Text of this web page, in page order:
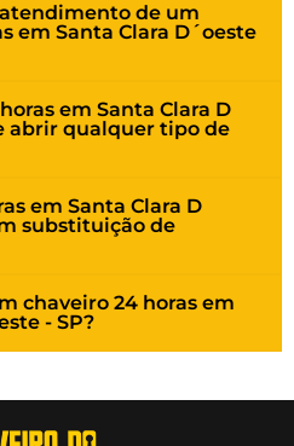
de um
em Santa Clara D´oeste
em Santa Clara D
abrir qualquer tipo de
em Santa Clara D
substituição de
chaveiro 24 horas em
- SP?